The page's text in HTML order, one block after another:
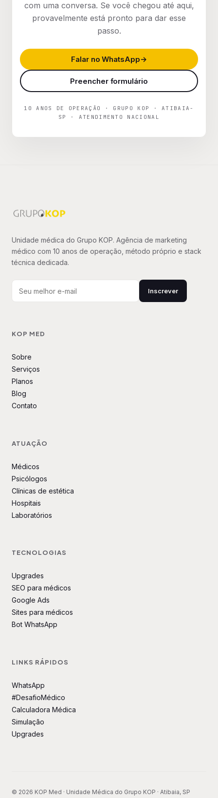
com uma conversa. Se você chegou até aqui,
provavelmente está pronto para dar esse
passo.
Falar no WhatsApp
Preencher formulário
10 ANOS DE OPERAÇÃO · GRUPO KOP · ATIBAIA-
SP · ATENDIMENTO NACIONAL
Unidade médica do Grupo KOP. Agência de marketing
médico com 10 anos de operação, método próprio e stack
técnica dedicada.
Inscrever
KOP MED
Sobre
Serviços
Planos
Blog
Contato
ATUAÇÃO
Médicos
Psicólogos
Clínicas de estética
Hospitais
Laboratórios
TECNOLOGIAS
Upgrades
SEO para médicos
Google Ads
Sites para médicos
Bot WhatsApp
LINKS RÁPIDOS
WhatsApp
#DesafioMédico
Calculadora Médica
Simulação
Upgrades
© 2026 KOP Med · Unidade Médica do Grupo KOP · Atibaia, SP